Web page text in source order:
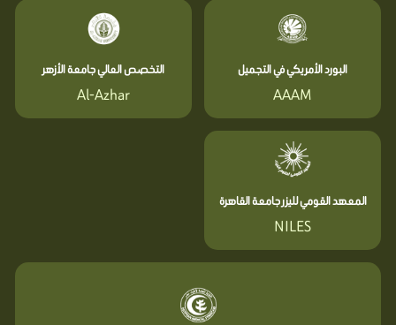
البورد الأمريكي في التجميل
AAAM
التخصص العالي جامعة الأزهر
Al-Azhar
المعهد القومي لليزر جامعة القاهرة
NILES